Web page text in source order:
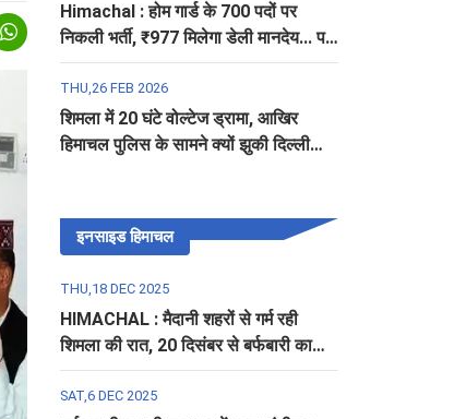
Himachal : होम गार्ड के 700 पदों पर
निकली भर्ती, ₹977 मिलेगा डेली मानदेय... पढ़ें
पूरी डिटेल
THU,26 FEB 2026
शिमला में 20 घंटे वोल्टेज ड्रामा, आखिर
हिमाचल पुलिस के सामने क्यों झुकी दिल्ली
इनसाइड हिमाचल
THU,18 DEC 2025
HIMACHAL : मैदानी शहरों से गर्म रही
शिमला की रात, 20 दिसंबर से बर्फबारी का
अलर्ट
SAT,6 DEC 2025